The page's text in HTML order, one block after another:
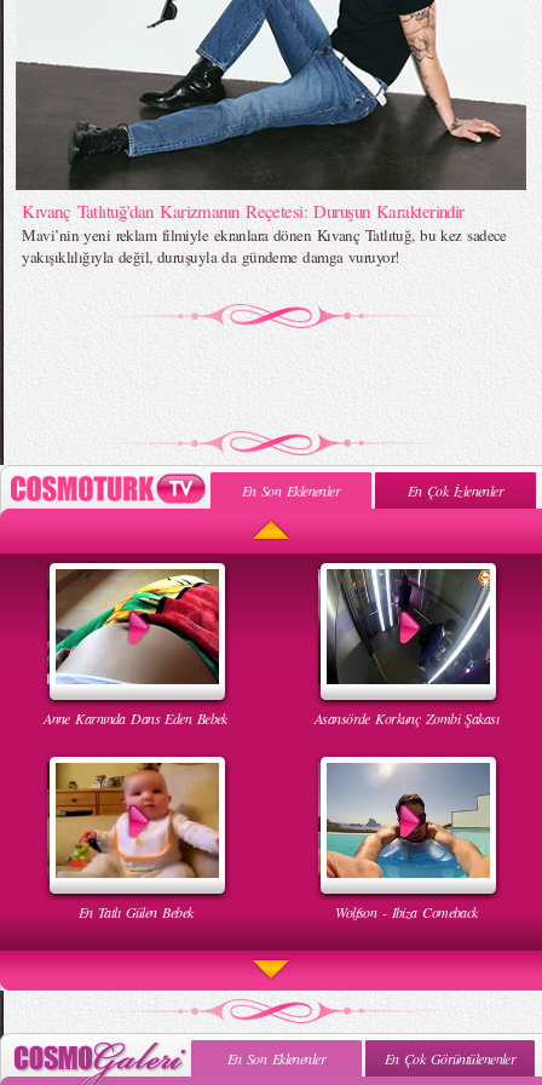
Kıvanç Tatlıtuğ’dan Karizmanın Reçetesi: Duruşun Karakterindir
Mavi’nin yeni reklam filmiyle ekranlara dönen Kıvanç Tatlıtuğ, bu kez sadece
yakışıklılığıyla değil, duruşuyla da gündeme damga vuruyor!
En Son Eklenenler En Çok İzlenenler
Anne Karnında Dans Eden Bebek Asansörde Korkunç Zombi Şakası
En Tatlı Gülen Bebek Wolfson - Ibiza Comeback
En Son Eklenenler En Çok Görüntülenenler